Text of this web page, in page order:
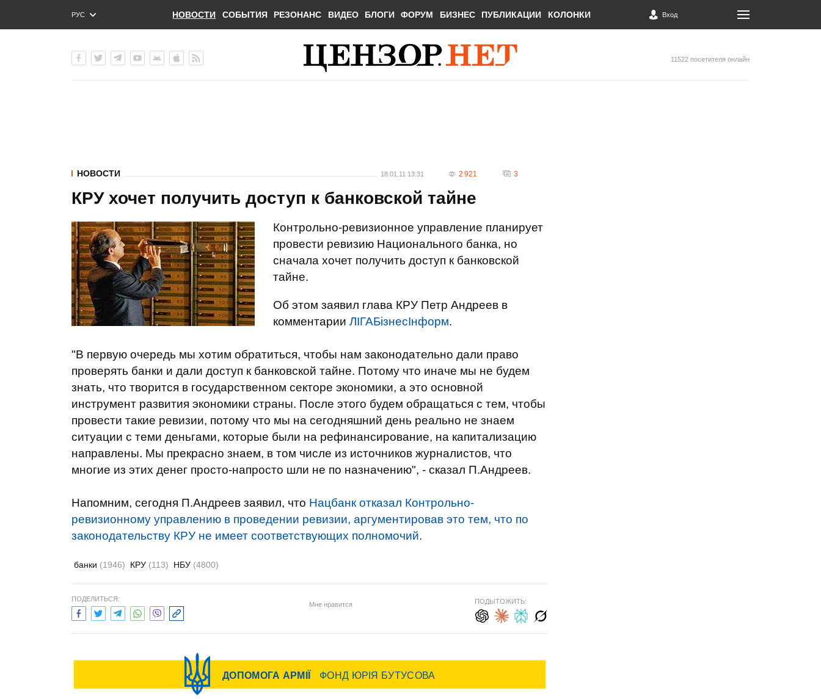
РУС
ENG
НОВОСТИ СОБЫТИЯ РЕЗОНАНС ВИДЕО БЛОГИ ФОРУМ БИЗНЕС ПУБЛИКАЦИИ КОЛОНКИ Вход
11522 посетителя онлайн
НОВОСТИ 18.01.11 13:31 2 921 3
КРУ хочет получить доступ к банковской тайне
Контрольно-ревизионное управление планирует
провести ревизию Национального банка, но
сначала хочет получить доступ к банковской
тайне.
Об этом заявил глава КРУ Петр Андреев в
комментарии ЛІГАБізнесІнформ.
"В первую очередь мы хотим обратиться, чтобы нам законодательно дали право
проверять банки и дали доступ к банковской тайне. Потому что иначе мы не будем
знать, что творится в государственном секторе экономики, а это основной
инструмент развития экономики страны. После этого будем обращаться с тем, чтобы
провести такие ревизии, потому что мы на сегодняшний день реально не знаем
ситуации с теми деньгами, которые были на рефинансирование, на капитализацию
направлены. Мы прекрасно знаем, в том числе из источников журналистов, что
многие из этих денег просто-напросто шли не по назначению", - сказал П.Андреев.
Напомним, сегодня П.Андреев заявил, что Нацбанк отказал Контрольно-
ревизионному управлению в проведении ревизии, аргументировав это тем, что по
законодательству КРУ не имеет соответствующих полномочий.
банки (1946) КРУ (113) НБУ (4800)
ПОДЕЛИТЬСЯ:
Мне нравится ПОДЫТОЖИТЬ: